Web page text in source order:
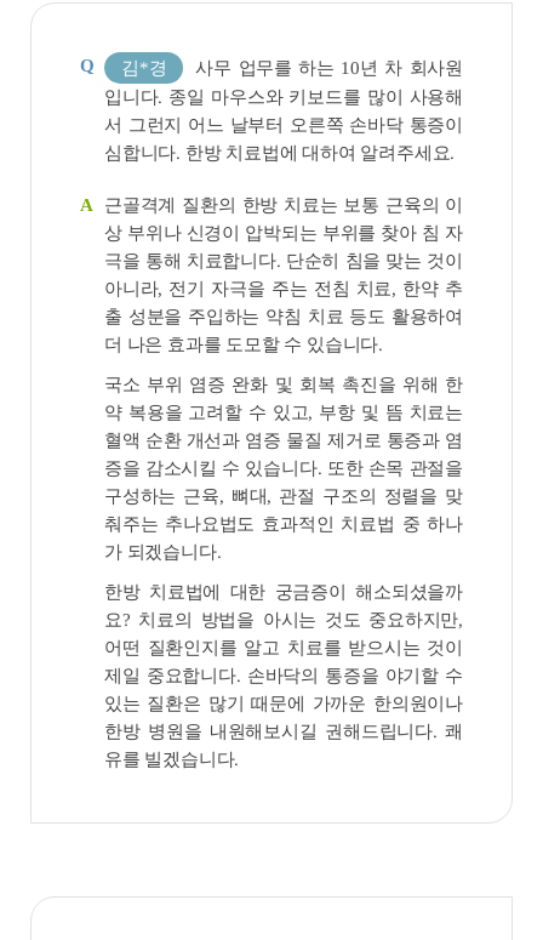
Q 김*경 사무 업무를 하는 10년 차 회사원
입니다. 종일 마우스와 키보드를 많이 사용해
서 그런지 어느 날부터 오른쪽 손바닥 통증이
심합니다. 한방 치료법에 대하여 알려주세요.
A
근골격계 질환의 한방 치료는 보통 근육의 이
상 부위나 신경이 압박되는 부위를 찾아 침 자
극을 통해 치료합니다. 단순히 침을 맞는 것이
아니라, 전기 자극을 주는 전침 치료, 한약 추
출 성분을 주입하는 약침 치료 등도 활용하여
더 나은 효과를 도모할 수 있습니다.
국소 부위 염증 완화 및 회복 촉진을 위해 한
약 복용을 고려할 수 있고, 부항 및 뜸 치료는
혈액 순환 개선과 염증 물질 제거로 통증과 염
증을 감소시킬 수 있습니다. 또한 손목 관절을
구성하는 근육, 뼈대, 관절 구조의 정렬을 맞
춰주는 추나요법도 효과적인 치료법 중 하나
가 되겠습니다.
한방 치료법에 대한 궁금증이 해소되셨을까
요? 치료의 방법을 아시는 것도 중요하지만,
어떤 질환인지를 알고 치료를 받으시는 것이
제일 중요합니다. 손바닥의 통증을 야기할 수
있는 질환은 많기 때문에 가까운 한의원이나
한방 병원을 내원해보시길 권해드립니다. 쾌
유를 빌겠습니다.